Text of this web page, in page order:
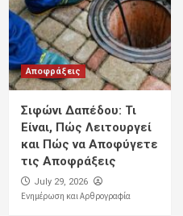
Αποφράξεις
Σιφώνι Δαπέδου: Τι
Είναι, Πώς Λειτουργεί
και Πώς να Αποφύγετε
τις Αποφράξεις
July 29, 2026
Ενημέρωση και Αρθρογραφία